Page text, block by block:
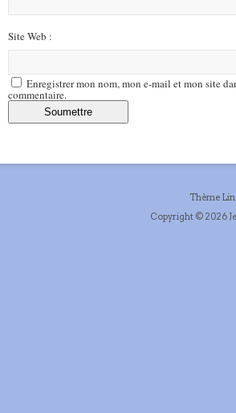
Site Web :
Enregistrer mon nom, mon e-mail et mon site
commentaire.
Thème
Copyright © 2026